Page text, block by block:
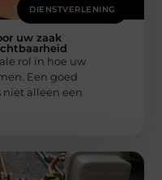
DIENSTVERLENING
uw zaak
rol in hoe uw
Een goed
alleen een